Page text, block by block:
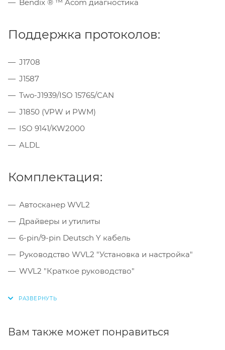
Bendix ® ™ Acom диагностика
Поддержка протоколов:
J1708
J1587
Two-J1939/ISO 15765/CAN
J1850 (VPW и PWM)
ISO 9141/KW2000
ALDL
Комплектация:
Автосканер WVL2
Драйверы и утилиты
6-pin/9-pin Deutsch Y кабель
Руководство WVL2 "Установка и настройка"
WVL2 "Краткое руководство"
Вам также может понравиться